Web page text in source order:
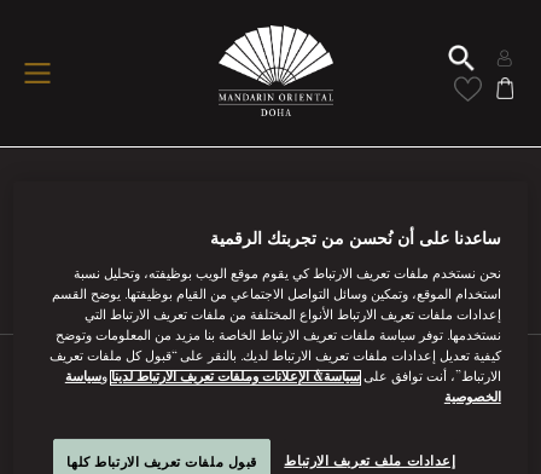
شروط الاستخدام
اقرأ أكثر
أسئلة وأجوبة
اقرأ أكثر
ساعدنا على أن نُحسن من تجربتك الرقمية
نحن نستخدم ملفات تعريف الارتباط كي يقوم موقع الويب بوظيفته، وتحليل نسبة
استخدام الموقع، وتمكين وسائل التواصل الاجتماعي من القيام بوظيفتها. يوضح القسم
إعدادات ملفات تعريف الارتباط الأنواع المختلفة من ملفات تعريف الارتباط التي
نستخدمها. توفر سياسة ملفات تعريف الارتباط الخاصة بنا مزيد من المعلومات وتوضح
كيفية تعديل إعدادات ملفات تعريف الارتباط لديك. بالنقر على “قبول كل ملفات تعريف
الارتباط”، أنت توافق علىسياسة& الإعلانات وملفات تعريف الارتباط لدينا وسياسة
الخصوصية
إعدادات ملف تعريف الارتباط قبول ملفات تعريف الارتباط كلها